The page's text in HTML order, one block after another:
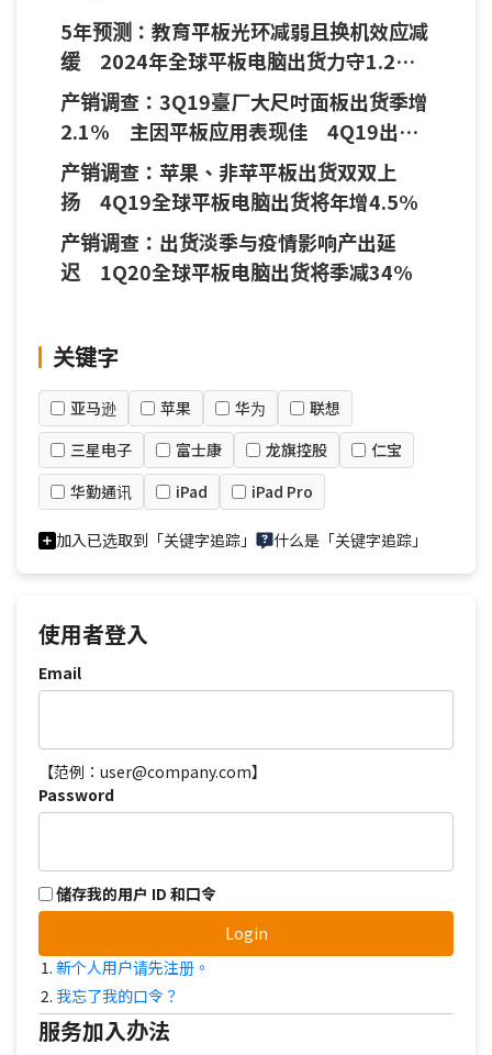
5年预测：教育平板光环减弱且换机效应减
缓 2024年全球平板电脑出货力守1.2亿
臺
产销调查：3Q19臺厂大尺吋面板出货季增
2.1% 主因平板应用表现佳 4Q19出货
估微增0.9%
产销调查：苹果、非苹平板出货双双上
扬 4Q19全球平板电脑出货将年增4.5%
产销调查：出货淡季与疫情影响产出延
迟 1Q20全球平板电脑出货将季减34%
关键字
亚马逊 苹果 华为
联想
三星电子
富士康 龙旗控股
仁宝
华勤通讯
iPad iPad Pro
加入已选取到「关键字追踪」 什么是「关键字追踪」
使用者登入
Email
【范例：user@company.com】
Password
储存我的用户 ID 和口令
Login
新个人用户请先注册。
我忘了我的口令？
服务加入办法